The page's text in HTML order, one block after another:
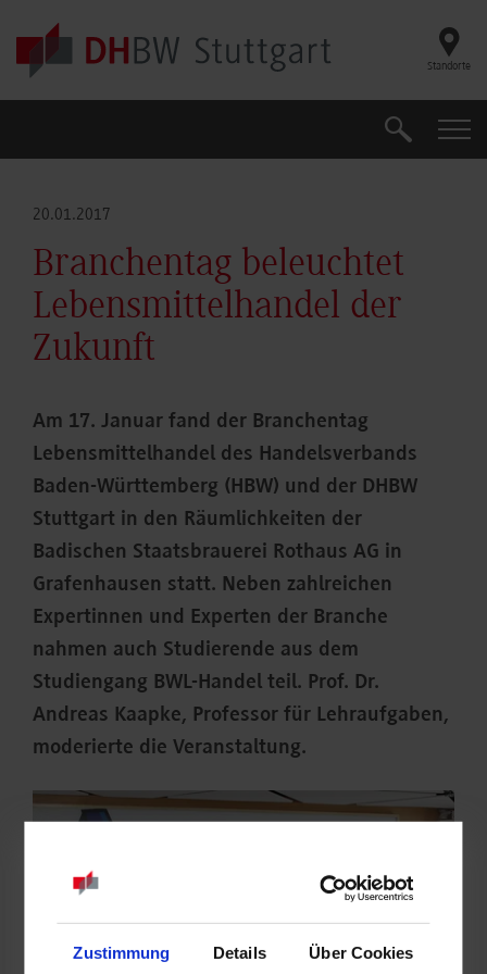
Zustimmung Details Über Cookies
Skip to main content
Standorte
Suche
20.01.2017
Branchentag beleuchtet
Lebensmittelhandel der
Zukunft
Am 17. Januar fand der Branchentag
Lebensmittelhandel des Handelsverbands
Baden-Württemberg (HBW) und der DHBW
Stuttgart in den Räumlichkeiten der
Badischen Staatsbrauerei Rothaus AG in
Grafenhausen statt. Neben zahlreichen
Expertinnen und Experten der Branche
nahmen auch Studierende aus dem
Studiengang BWL-Handel teil. Prof. Dr.
Andreas Kaapke, Professor für Lehraufgaben,
moderierte die Veranstaltung.